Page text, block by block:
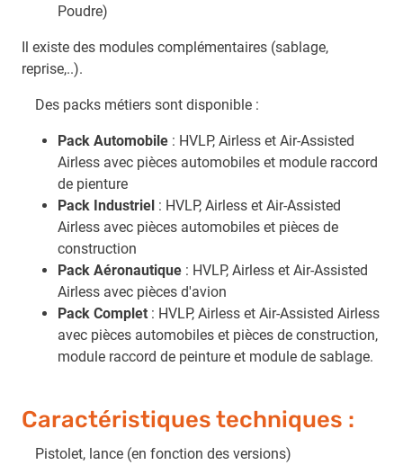
Poudre)
Il existe des modules complémentaires (sablage,
reprise,..).
Des packs métiers sont disponible :
Pack Automobile : HVLP, Airless et Air-Assisted
Airless avec pièces automobiles et module raccord
de pienture
Pack Industriel : HVLP, Airless et Air-Assisted
Airless avec pièces automobiles et pièces de
construction
Pack Aéronautique : HVLP, Airless et Air-Assisted
Airless avec pièces d'avion
Pack Complet : HVLP, Airless et Air-Assisted Airless
avec pièces automobiles et pièces de construction,
module raccord de peinture et module de sablage.
Caractéristiques techniques :
Pistolet, lance (en fonction des versions)